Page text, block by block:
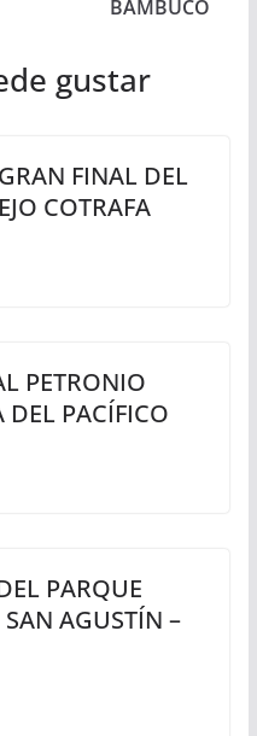
BAMBUCO
gustar
FINAL DEL
COTRAFA
PETRONIO
DEL PACÍFICO
PARQUE
AGUSTÍN –